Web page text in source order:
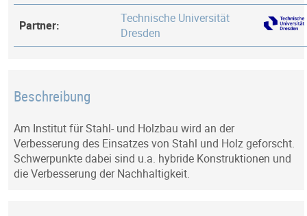
Partner:
Technische Universität
Dresden
Beschreibung
Am Institut für Stahl- und Holzbau wird an der
Verbesserung des Einsatzes von Stahl und Holz geforscht.
Schwerpunkte dabei sind u.a. hybride Konstruktionen und
die Verbesserung der Nachhaltigkeit.